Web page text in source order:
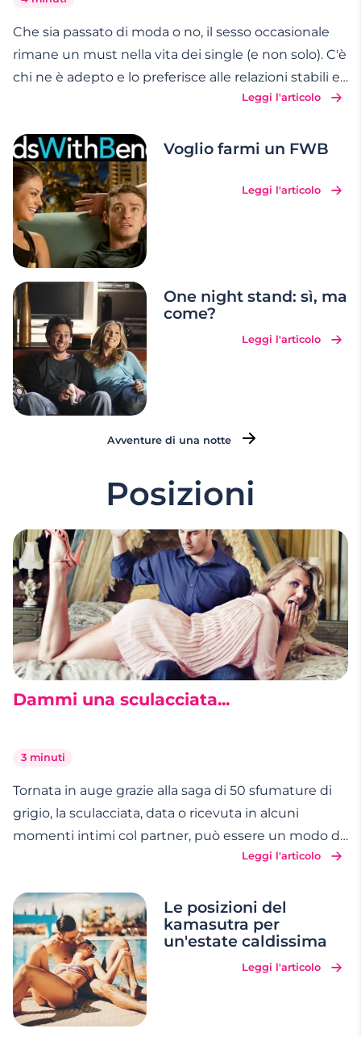
Che sia passato di moda o no, il sesso occasionale
rimane un must nella vita dei single (e non solo). C'è
chi ne è adepto e lo preferisce alle relazioni stabili e
chi lo pratica per noia, astinenza o perché ne ha
qualcuno/a di consenziente, che sa…
Leggi l'articolo
Voglio farmi un FWB
Leggi l'articolo
One night stand: sì, ma
come?
Leggi l'articolo
Avventure di una notte
Posizioni
Dammi una sculacciata...
3 minuti
Tornata in auge grazie alla saga di 50 sfumature di
grigio, la sculacciata, data o ricevuta in alcuni
momenti intimi col partner, può essere un modo di
sviare alla solita routine e mettere un po' di pepe
darne una o invece riceverla? Ci sono delle
Leggi l'articolo
Le posizioni del
kamasutra per
un'estate caldissima
Leggi l'articolo